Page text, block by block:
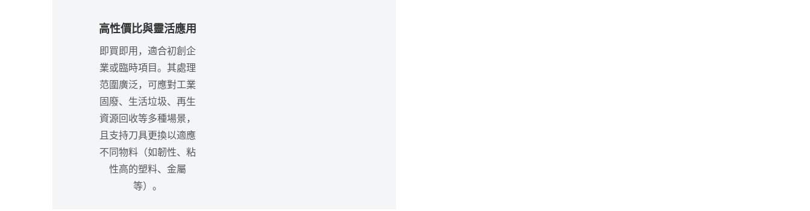
高性價比與靈活應用
即買即用，適合初創企
業或臨時項目。其處理
范圍廣泛，可應對工業
固廢、生活垃圾、再生
資源回收等多種場景，
且支持刀具更換以適應
不同物料（如韌性、粘
性高的塑料、金屬
等） 。